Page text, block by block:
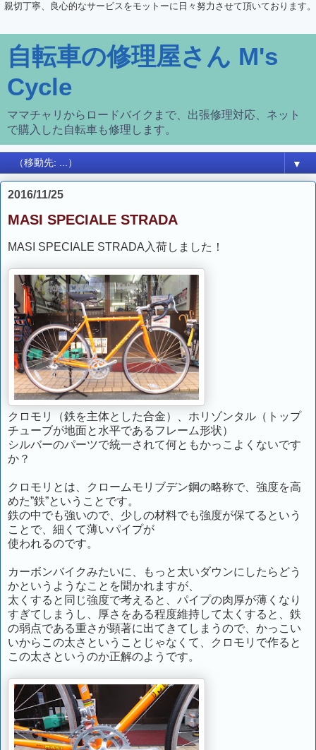
親切丁寧、良心的なサービスをモットーに日々努力させて頂いております。
自転車の修理屋さん M's
Cycle
ママチャリからロードバイクまで、出張修理対応、ネット
で購入した自転車も修理します。
▼
2016/11/25
MASI SPECIALE STRADA
MASI SPECIALE STRADA入荷しました！
クロモリ（鉄を主体とした合金）、ホリゾンタル（トップ
チューブが地面と水平であるフレーム形状）
シルバーのパーツで統一されて何ともかっこよくないです
か？
クロモリとは、クロームモリブデン鋼の略称で、強度を高
めた”鉄”ということです。
鉄の中でも強いので、少しの材料でも強度が保てるという
ことで、細くて薄いパイプが
使われるのです。
カーボンバイクみたいに、もっと太いダウンにしたらどう
かというようなことを聞かれますが、
太くすると同じ強度で考えると、パイプの肉厚が薄くなり
すぎてしまうし、厚さをある程度維持して太くすると、鉄
の弱点である重さが顕著に出てきてしまうので、かっこい
いからこの太さということじゃなくて、クロモリで作ると
この太さというのか正解のようです。